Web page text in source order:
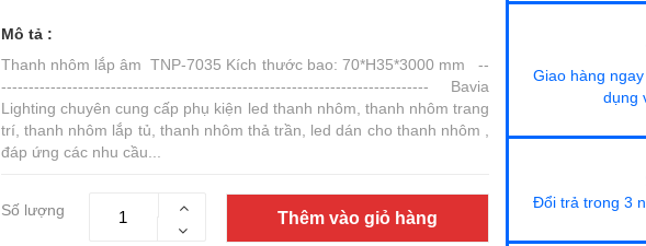
Mô tả :
Thanh nhôm lắp âm TNP-7035 Kích thước bao: 70*H35*3000 mm --
------------------------------------------------------------------------------ Bavia
Lighting chuyên cung cấp phụ kiện led thanh nhôm, thanh nhôm trang
trí, thanh nhôm lắp tủ, thanh nhôm thả trần, led dán cho thanh nhôm ,
đáp ứng các nhu cầu...
Số lượng Thêm vào giỏ hàng
Giao hàng
dụng
Đổi trả trong 3